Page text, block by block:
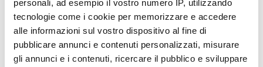
personali, ad esempio il vostro numero IP, utilizzando
tecnologie come i cookie per memorizzare e accedere
alle informazioni sul vostro dispositivo al fine di
pubblicare annunci e contenuti personalizzati, misurare
gli annunci e i contenuti, ricercare il pubblico e sviluppare
Articoli recenti